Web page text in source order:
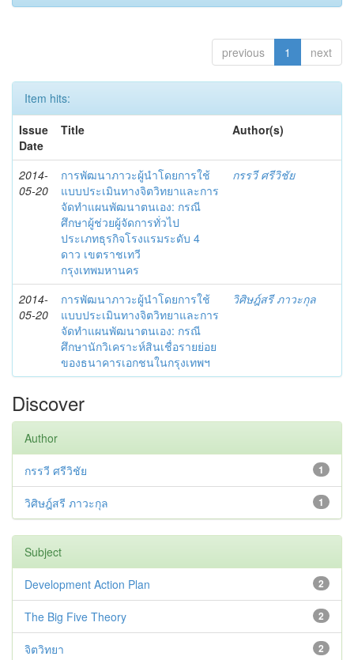
previous 1 next
Item hits:
Issue
Date
Title Author(s)
2014-
05-20
การพัฒนาภาวะผู้นำโดยการใช้
แบบประเมินทางจิตวิทยาและการ
จัดทำแผนพัฒนาตนเอง: กรณี
ศึกษาผู้ช่วยผู้จัดการทั่วไป
ประเภทธุรกิจโรงแรมระดับ 4
ดาว เขตราชเทวี
กรุงเทพมหานคร
กรรวี ศรีวิชัย
2014-
05-20
การพัฒนาภาวะผู้นำโดยการใช้
แบบประเมินทางจิตวิทยาและการ
จัดทำแผนพัฒนาตนเอง: กรณี
ศึกษานักวิเคราะห์สินเชื่อรายย่อย
ของธนาคารเอกชนในกรุงเทพฯ
วิศิษฎ์สรี ภาวะกุล
Discover
Author
1
กรรวี ศรีวิชัย
1
วิศิษฎ์สรี ภาวะกุล
Subject
2
Development Action Plan
2
The Big Five Theory
2
จิตวิทยา